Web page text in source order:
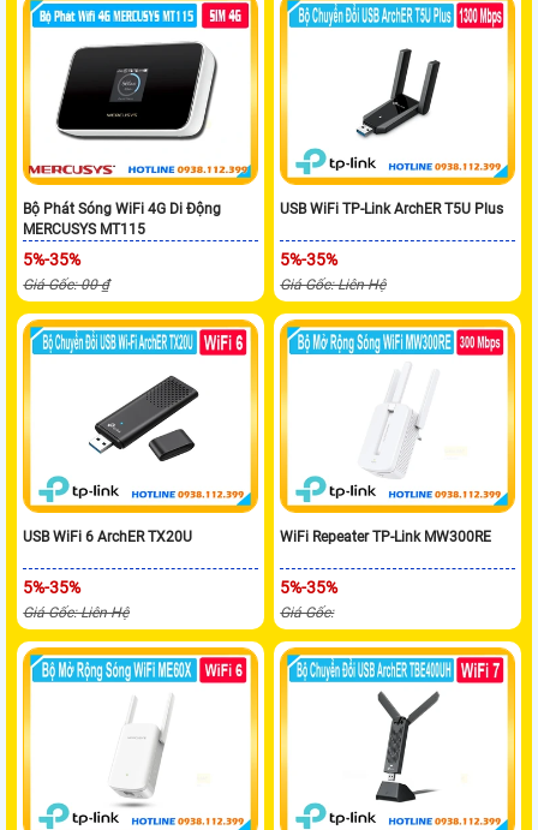
Bộ Phát Sóng WiFi 4G Di Động
MERCUSYS MT115
5%-35%
Giá Gốc: 00 ₫
USB WiFi TP-Link ArchER T5U Plus
5%-35%
Giá Gốc: Liên Hệ
USB WiFi 6 ArchER TX20U
5%-35%
Giá Gốc: Liên Hệ
WiFi Repeater TP-Link MW300RE
5%-35%
Giá Gốc: